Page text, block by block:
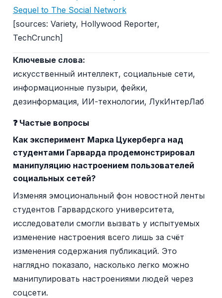
Sequel to The Social Network
[sources: Variety, Hollywood Reporter,
TechCrunch]
Ключевые слова:
искусственный интеллект, социальные сети,
информационные пузыри, фейки,
дезинформация, ИИ-технологии, ЛукИнтерЛаб
❓ Частые вопросы
Как эксперимент Марка Цукерберга над
студентами Гарварда продемонстрировал
манипуляцию настроением пользователей
социальных сетей?
Изменяя эмоциональный фон новостной ленты
студентов Гарвардского университета,
исследователи смогли вызвать у испытуемых
изменение настроения всего лишь за счёт
изменения содержания публикаций. Это
наглядно показало, насколько легко можно
манипулировать настроениями людей через
соцсети.